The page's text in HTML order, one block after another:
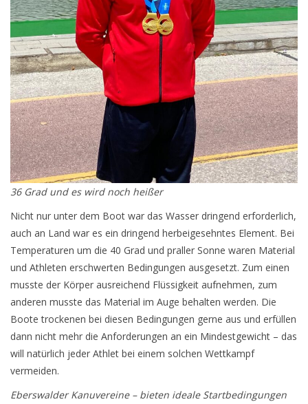
36 Grad und es wird noch heißer
Nicht nur unter dem Boot war das Wasser dringend erforderlich,
auch an Land war es ein dringend herbeigesehntes Element. Bei
Temperaturen um die 40 Grad und praller Sonne waren Material
und Athleten erschwerten Bedingungen ausgesetzt. Zum einen
musste der Körper ausreichend Flüssigkeit aufnehmen, zum
anderen musste das Material im Auge behalten werden. Die
Boote trockenen bei diesen Bedingungen gerne aus und erfüllen
dann nicht mehr die Anforderungen an ein Mindestgewicht – das
will natürlich jeder Athlet bei einem solchen Wettkampf
vermeiden.
Eberswalder Kanuvereine – bieten ideale Startbedingungen